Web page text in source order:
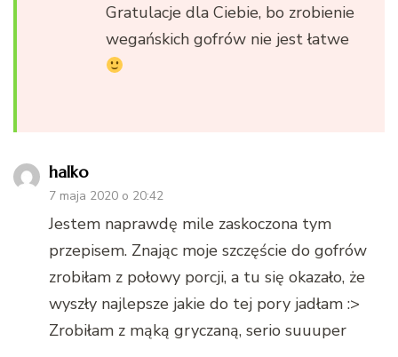
Gratulacje dla Ciebie, bo zrobienie
wegańskich gofrów nie jest łatwe
halko
7 maja 2020 o 20:42
Jestem naprawdę mile zaskoczona tym
przepisem. Znając moje szczęście do gofrów
zrobiłam z połowy porcji, a tu się okazało, że
wyszły najlepsze jakie do tej pory jadłam :>
Zrobiłam z mąką gryczaną, serio suuuper